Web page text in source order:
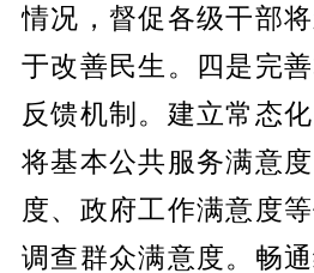
情况，督促各级干部
于改善民生。四是完
反馈机制。建立常态
将基本公共服务满意
度、政府工作满意度
调查群众满意度。畅